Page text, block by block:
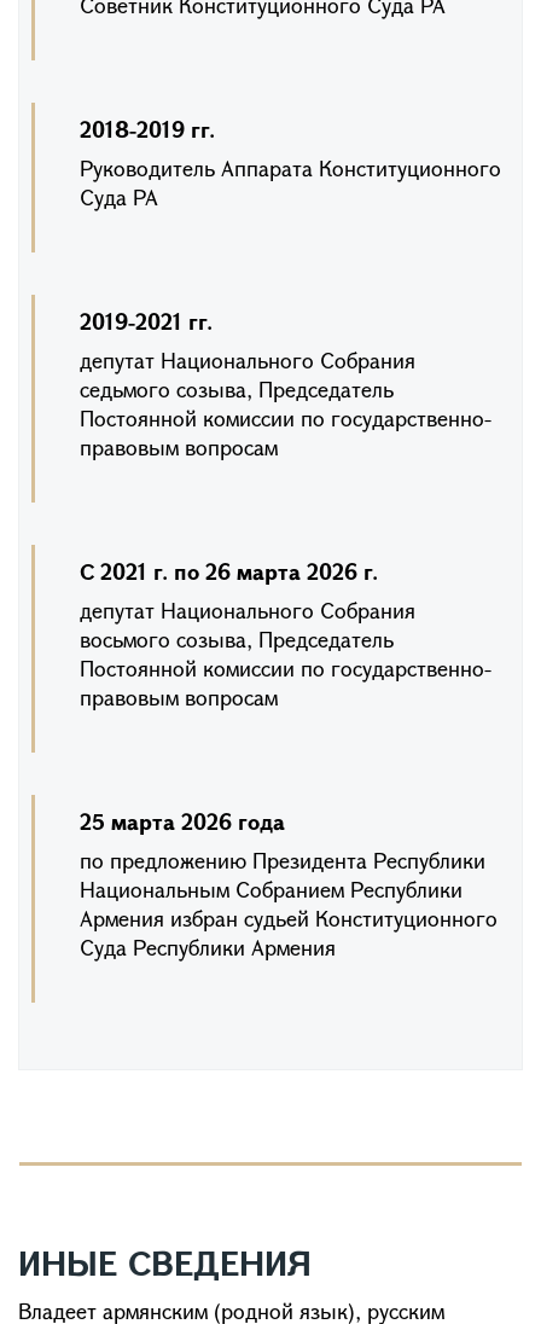
2018-2019 гг.
Руководитель Аппарата Конституционного
Суда РА
2019-2021 гг.
депутат Национального Собрания
седьмого созыва, Председатель
Постоянной комиссии по государственно-
правовым вопросам
С 2021 г. по 26 марта 2026 г.
депутат Национального Собрания
восьмого созыва, Председатель
Постоянной комиссии по государственно-
правовым вопросам
25 марта 2026 года
по предложению Президента Республики
Национальным Собранием Республики
Армения избран судьей Конституционного
Суда Республики Армения
ИНЫЕ СВЕДЕНИЯ
Владеет армянским (родной язык), русским